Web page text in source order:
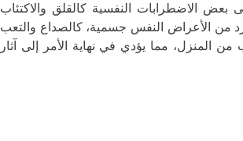
بعض الاضطرابات النفسية كالقلق والاكتئاب
من الأعراض النفس جسمية، كالصداع والتعب
من المنزل، مما يؤدي في نهاية الأمر إلى آثار